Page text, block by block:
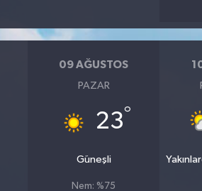
09 AĞUSTOS
PAZAR
23°
Güneşli
Nem: %75